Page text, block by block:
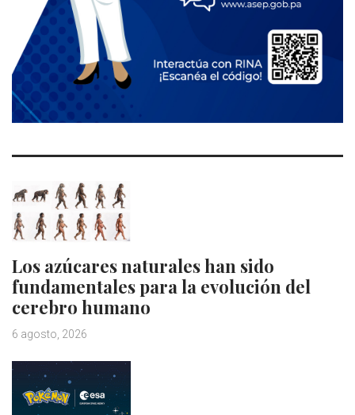
Los azúcares naturales han sido
fundamentales para la evolución del
cerebro humano
6 agosto, 2026